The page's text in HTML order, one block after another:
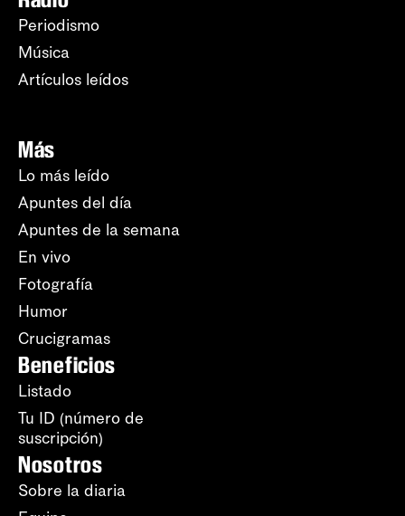
Periodismo
Música
Artículos leídos
Más
Lo más leído
Apuntes del día
Apuntes de la semana
En vivo
Fotografía
Humor
Crucigramas
Beneficios
Listado
Tu ID (número de
suscripción)
Nosotros
Sobre la diaria